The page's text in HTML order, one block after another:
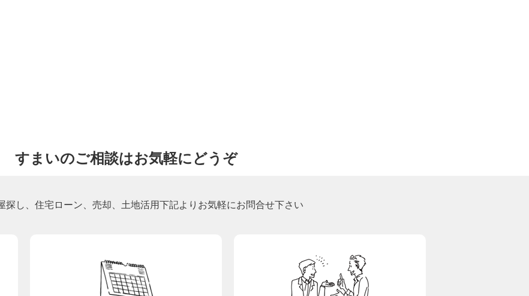
すまいのご相談はお気軽にどうぞ
探し、住宅ローン、売却、土地活用下記よりお気軽にお問合せ下さい